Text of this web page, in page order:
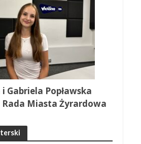
Gabriela Popławska
Rada Miasta Żyrardowa